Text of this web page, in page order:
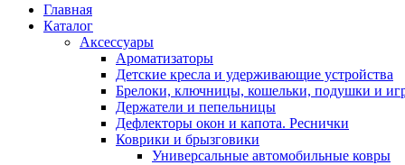
Главная
Каталог
Аксессуары
Ароматизаторы
Детские кресла и удерживающие устройства
Брелоки, ключницы, кошельки, подушки и
Держатели и пепельницы
Дефлекторы окон и капота. Реснички
Коврики и брызговики
Универсальные автомобильные ковры